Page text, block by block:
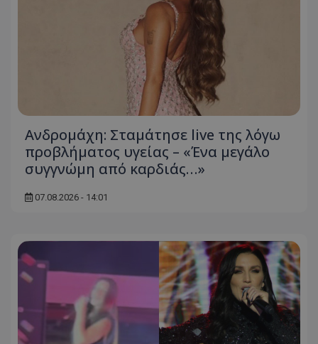
Ανδρομάχη: Σταμάτησε live της λόγω
προβλήματος υγείας – «Ένα μεγάλο
συγγνώμη από καρδιάς…»
07.08.2026 - 14:01